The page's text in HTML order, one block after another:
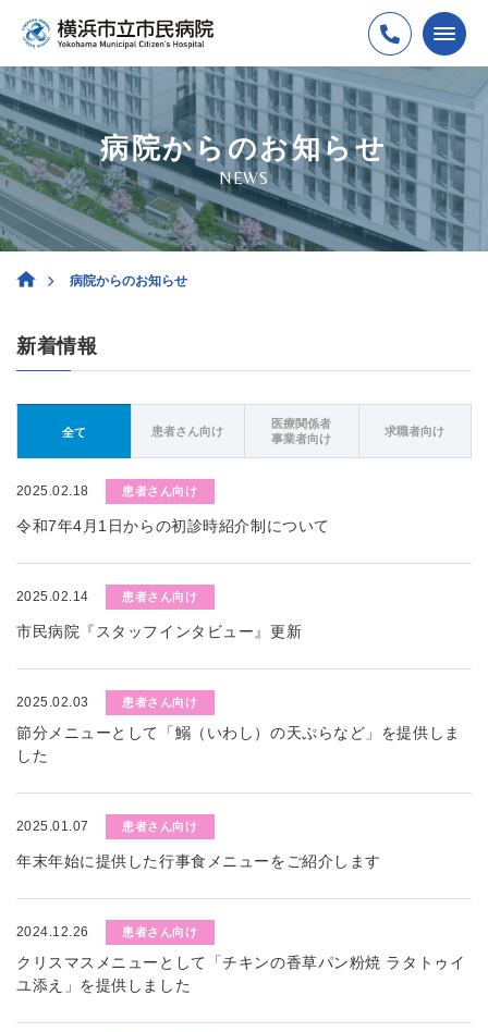
病院からのお知らせ
NEWS
病院からのお知らせ
新着情報
全て 患者さん向け
医療関係者
事業者向け
求職者向け
2025.02.18 患者さん向け
令和7年4月1日からの初診時紹介制について
2025.02.14 患者さん向け
市民病院『スタッフインタビュー』更新
2025.02.03 患者さん向け
節分メニューとして「鰯（いわし）の天ぷらなど」を提供しま
した
2025.01.07 患者さん向け
年末年始に提供した行事食メニューをご紹介します
2024.12.26 患者さん向け
クリスマスメニューとして「チキンの香草パン粉焼 ラタトゥイ
ユ添え」を提供しました